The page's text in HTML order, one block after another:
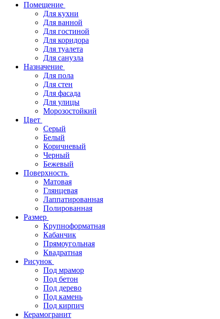
Помещение
Для кухни
Для ванной
Для гостиной
Для коридора
Для туалета
Для санузла
Назначение
Для пола
Для стен
Для фасада
Для улицы
Морозостойкий
Цвет
Серый
Белый
Коричневый
Черный
Бежевый
Поверхность
Матовая
Глянцевая
Лаппатированная
Полированная
Размер
Крупноформатная
Кабанчик
Прямоугольная
Квадратная
Рисунок
Под мрамор
Под бетон
Под дерево
Под камень
Под кирпич
Керамогранит